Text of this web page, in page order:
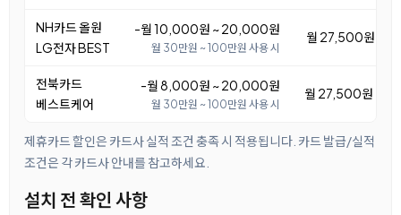
NH카드 올원
LG전자 BEST
-월 10,000원 ~ 20,000원
월 30만원 ~ 100만원 사용 시
월 27,500원 ~
전북카드
베스트케어
-월 8,000원 ~ 20,000원
월 30만원 ~ 100만원 사용 시
월 27,500원 ~
제휴카드 할인은 카드사 실적 조건 충족 시 적용됩니다. 카드 발급/실적
조건은 각 카드사 안내를 참고하세요.
설치 전 확인 사항